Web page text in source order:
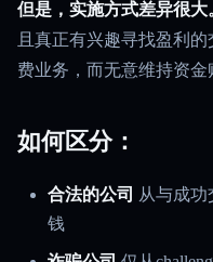
但是，实施方式差异很大
且真正有兴趣寻找盈利
费业务，而无意维持资金
如何区分：
合法的公司 从与成功
钱